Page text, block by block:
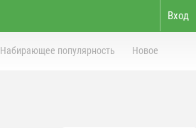
Вход
Набирающее популярность Новое